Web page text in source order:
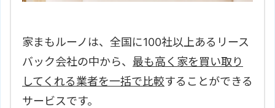
家まもルーノは、全国に100社以上あるリース
バック会社の中から、 最も高く家を買い取り
してくれる業者を一括で比較することができる
サービスです。